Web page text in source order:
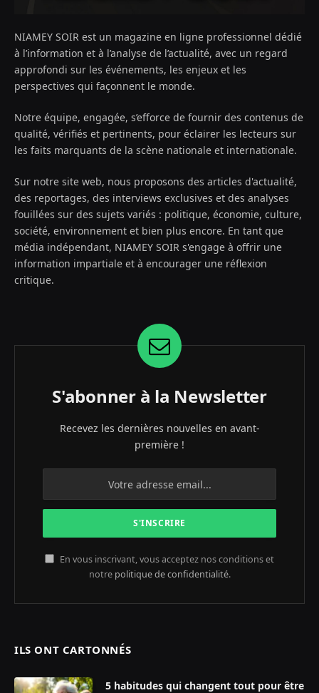
NIAMEY SOIR est un magazine en ligne professionnel dédié
à l’information et à l’analyse de l’actualité, avec un regard
approfondi sur les événements, les enjeux et les
perspectives qui façonnent le monde.
Notre équipe, engagée, s’efforce de fournir des contenus de
qualité, vérifiés et pertinents, pour éclairer les lecteurs sur
les faits marquants de la scène nationale et internationale.
Sur notre site web, nous proposons des articles d'actualité,
des reportages, des interviews exclusives et des analyses
fouillées sur des sujets variés : politique, économie, culture,
société, environnement et bien plus encore. En tant que
média indépendant, NIAMEY SOIR s'engage à offrir une
information impartiale et à encourager une réflexion
critique.
S'abonner à la Newsletter
Recevez les dernières nouvelles en avant-
première !
En vous inscrivant, vous acceptez nos conditions et
notre politique de confidentialité.
ILS ONT CARTONNÉS
5 habitudes qui changent tout pour être